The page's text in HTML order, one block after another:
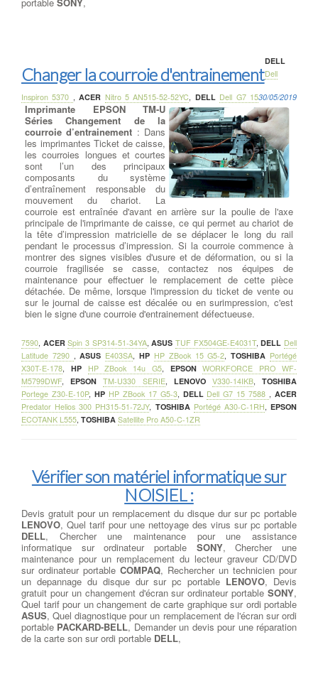
Changer la courroie d'entrainement
30/05/2019
Imprimante EPSON TM-U
Séries Changement de la
courroie d’entrainement : Dans
les imprimantes Ticket de caisse,
les courroies longues et courtes
sont l’un des principaux
composants du système
d’entraînement responsable du
mouvement du chariot. La
courroie est entraînée d'avant en arrière sur la poulie de l'axe
principale de l'imprimante de caisse, ce qui permet au chariot de
la tête d’impression matricielle de se déplacer le long du rail
pendant le processus d’impression. Si la courroie commence à
montrer des signes visibles d'usure et de déformation, ou si la
courroie fragilisée se casse, contactez nos équipes de
maintenance pour effectuer le remplacement de cette pièce
détachée. De même, lorsque l'impression du ticket de vente ou
sur le journal de caisse est décalée ou en surimpression, c'est
bien le signe d'une courroie d'entrainement défectueuse.
DELL
Dell
Inspiron 5370 ,ACER Nitro 5 AN515-52-52YC, DELL Dell G7 15
7590, ACER Spin 3 SP314-51-34YA,ASUS TUF FX504GE-E4031T,DELL Dell
Latitude 7290 ,ASUS E403SA,HP HP ZBook 15 G5-2,TOSHIBA Portégé
X30T-E-178, HP HP ZBook 14u G5, EPSON WORKFORCE PRO WF-
M5799DWF,EPSON TM-U330 SERIE, LENOVO V330-14IKB,TOSHIBA
Portege Z30-E-10P, HP HP ZBook 17 G5-3, DELL Dell G7 15 7588 ,ACER
Predator Helios 300 PH315-51-72JY, TOSHIBA Portégé A30-C-1RH,EPSON
ECOTANK L555, TOSHIBA Satellite Pro A50-C-1ZR
Vérifier son matériel informatique sur
NOISIEL :
Devis gratuit pour un remplacement du disque dur sur pc portable
LENOVO, Quel tarif pour une nettoyage des virus sur pc portable
DELL, Chercher une maintenance pour une assistance
informatique sur ordinateur portable SONY, Chercher une
maintenance pour un remplacement du lecteur graveur CD/DVD
sur ordinateur portable COMPAQ, Rechercher un technicien pour
un depannage du disque dur sur pc portable LENOVO, Devis
gratuit pour un changement d'écran sur ordinateur portable SONY,
Quel tarif pour un changement de carte graphique sur ordi portable
ASUS, Quel diagnostique pour un remplacement de l'écran sur ordi
portable PACKARD-BELL, Demander un devis pour une réparation
de la carte son sur ordi portable DELL,